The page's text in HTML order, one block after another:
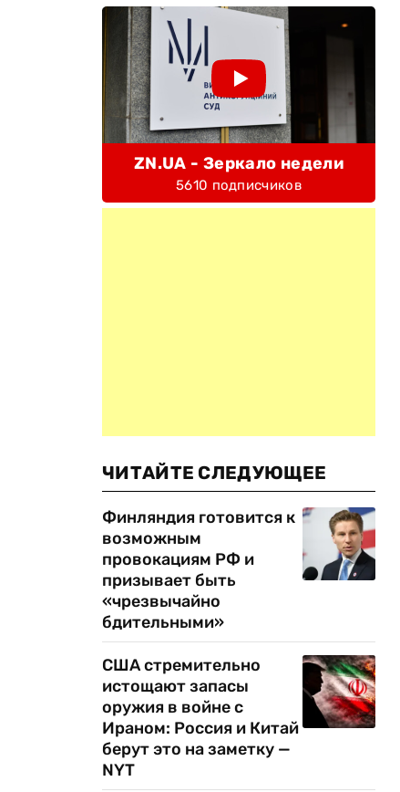
ZN.UA - Зеркало недели
5610 подписчиков
ЧИТАЙТЕ СЛЕДУЮЩЕЕ
Финляндия готовится к
возможным
провокациям РФ и
призывает быть
«чрезвычайно
бдительными»
США стремительно
истощают запасы
оружия в войне с
Ираном: Россия и Китай
берут это на заметку —
NYT